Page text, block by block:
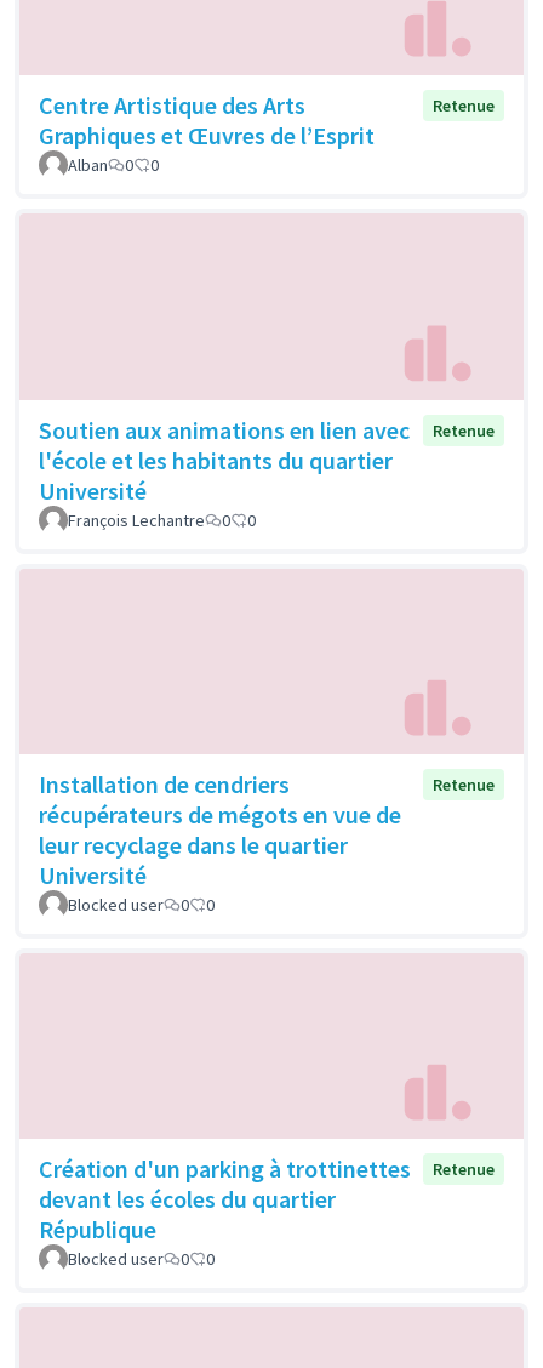
Centre Artistique des Arts
Graphiques et Œuvres de l’Esprit
Retenue
Alban 0 0
Soutien aux animations en lien avec
l'école et les habitants du quartier
Université
Retenue
François Lechantre 0 0
Installation de cendriers
récupérateurs de mégots en vue de
leur recyclage dans le quartier
Université
Retenue
Blocked user 0 0
Création d'un parking à trottinettes
devant les écoles du quartier
République
Retenue
Blocked user 0 0